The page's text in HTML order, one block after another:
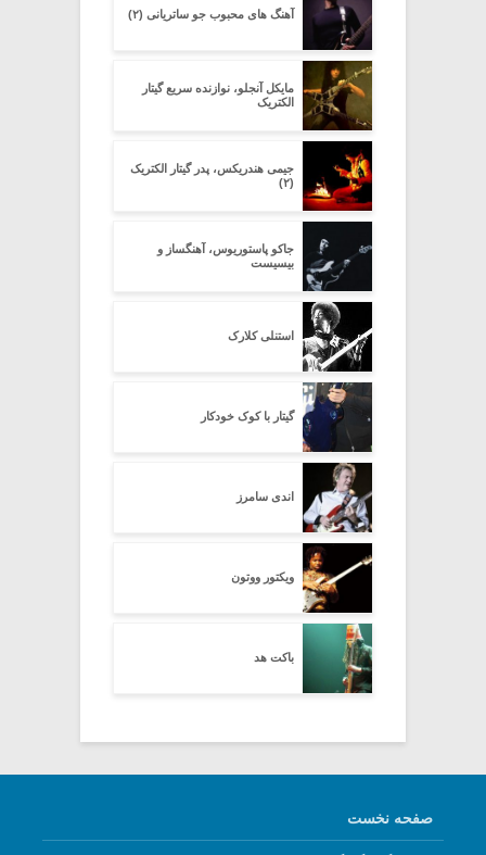
آهنگ های محبوب جو ساتریانی (۲)
مایکل آنجلو، نوازنده سریع گیتار
الکتریک
جیمی هندریکس، پدر گیتار الکتریک
(۲)
جاکو پاستوریوس، آهنگساز و
بیسیست
استنلی کلارک
گیتار با کوک خودکار
اندی سامرز
ویکتور ووتون
باکت هد
صفحه نخست